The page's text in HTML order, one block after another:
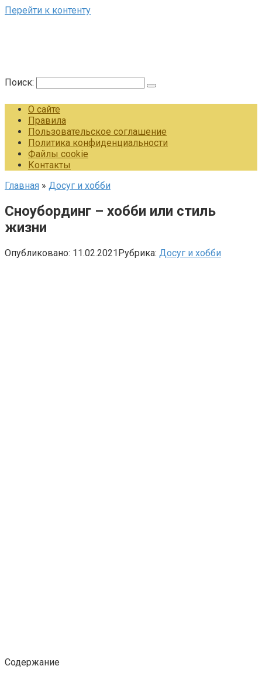
Перейти к контенту
Поиск:
О сайте
Правила
Пользовательское соглашение
Политика конфиденциальности
Файлы cookie
Контакты
Главная » Досуг и хобби
Сноубординг – хобби или стиль
жизни
Опубликовано: 11.02.2021Рубрика: Досуг и хобби
Содержание